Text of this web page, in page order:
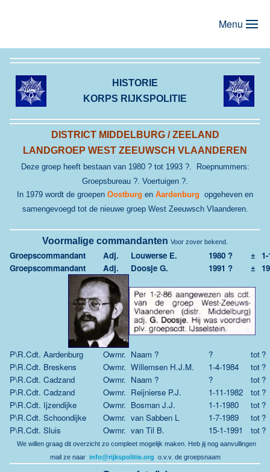
Menu
HISTORIE
KORPS RIJKSPOLITIE
DISTRICT MIDDELBURG / ZEELAND
LANDGROEP WEST ZEEUWSCH VLAANDEREN
Deze groep heeft bestaan van 1980 ? tot 1993 ?. Roepnummers:
Groepsbureau ?. Voertuigen ?.
In 1979 wordt de groepen Oostburg en Aardenburg opgeheven en
samengevoegd tot de nieuwe groep West Zeeuwsch Vlaanderen.
Voormalige commandanten Voor zover bekend.
Groepscommandant Adj. Louwerse E. 1980 ? ±
Groepscommandant
Adj. Doosje G. 1991 ? ±
P\R.Cdt. Aardenburg Owmr. Naam ? ? tot ?
P\R.Cdt. Breskens
Owmr. Willemsen H.J.M. 1-4-1984 tot ?
P\R.Cdt. Cadzand
Owmr. Naam ? ? tot ?
P\R.Cdt. Cadzand
Owmr. Reijnierse P.J. 1-11-1982 tot ?
P\R.Cdt. Ijzendijke
Owmr. Bosman J.J. 1-1-1980 tot ?
P\R.Cdt. Schoondijke
Owmr. van Sabben L 1-7-1989 tot ?
P\R.Cdt. Sluis
Owmr. van Til B. 15-1-1991 tot ?
We willen graag dit overzicht zo compleet mogelijk maken. Heb jij nog aanvullingen
mail ze naar info@rijkspolitie.org o.v.v. de groepsnaam